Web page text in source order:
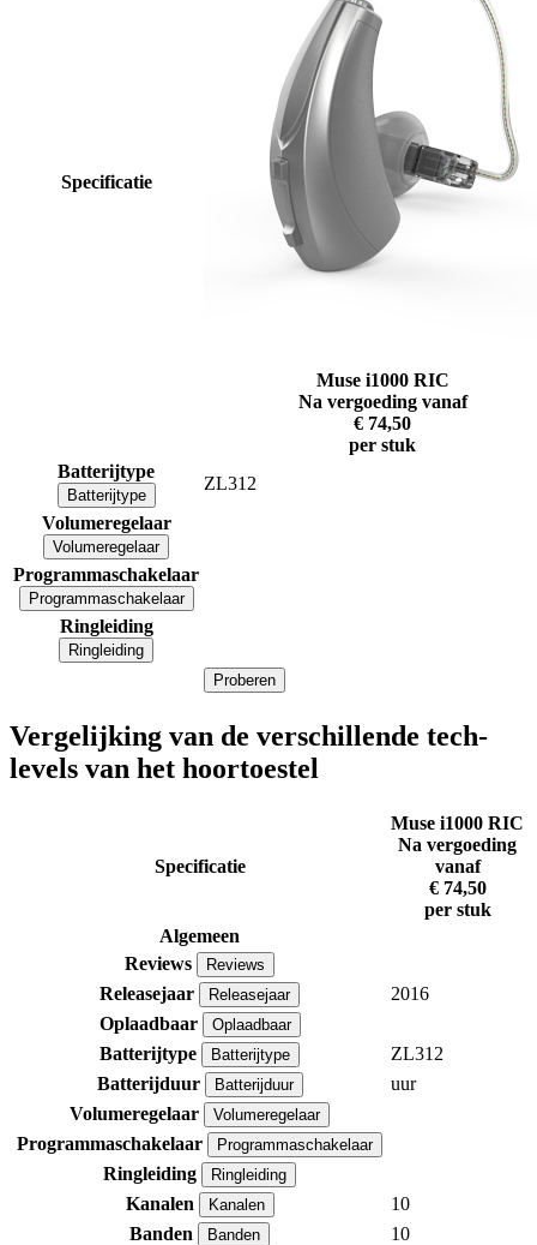
Specificatie
Muse i1000 RIC
Na vergoeding vanaf
€ 74,50
per stuk
Batterijtype
Batterijtype
ZL312
Volumeregelaar
Volumeregelaar
Programmaschakelaar
Programmaschakelaar
Ringleiding
Ringleiding
Proberen
Vergelijking van de verschillende tech-
levels van het hoortoestel
Specificatie
Muse i1000 RIC
Na vergoeding
vanaf
€ 74,50
per stuk
Algemeen
Reviews
Reviews
Releasejaar Releasejaar
2016
Oplaadbaar
Oplaadbaar
Batterijtype Batterijtype
ZL312
Batterijduur
Batterijduur
uur
Volumeregelaar
Volumeregelaar
Programmaschakelaar Programmaschakelaar
Ringleiding Ringleiding
Kanalen Kanalen
10
Banden
Banden
10